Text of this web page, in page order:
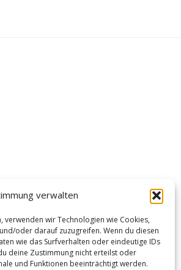
verwalten
wir Technologien wie Cookies,
oder darauf zuzugreifen. Wenn du diesen
wie das Surfverhalten oder eindeutige IDs
deine Zustimmung nicht erteilst oder
und Funktionen beeinträchtigt werden.